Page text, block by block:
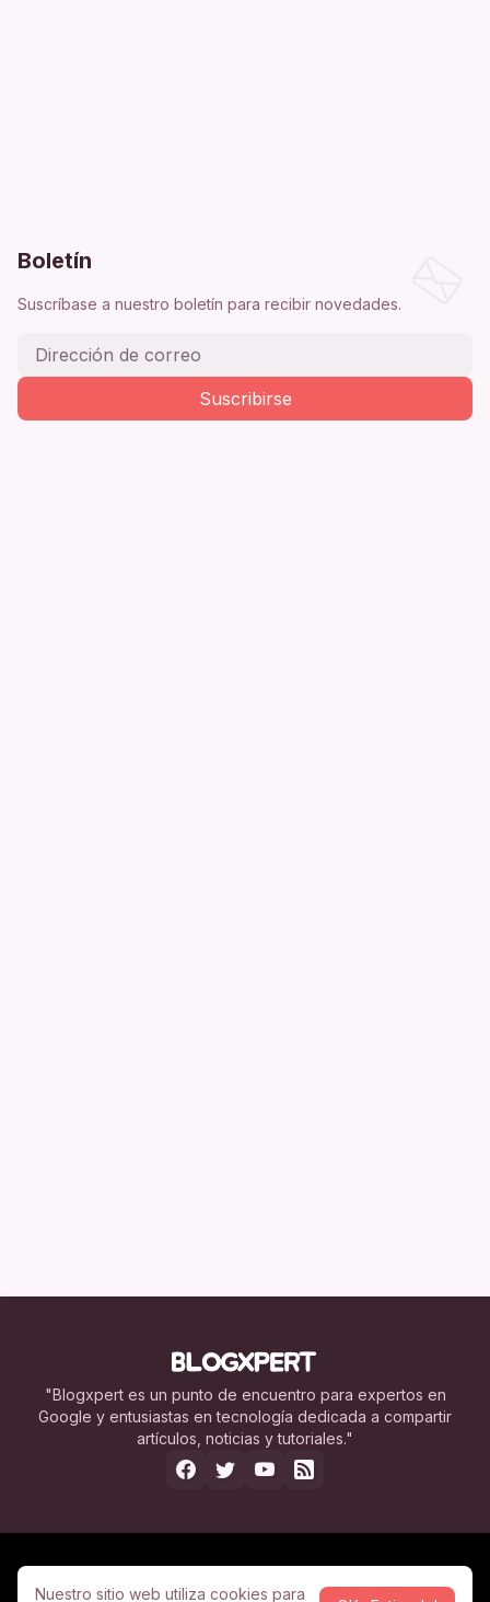
Boletín
Suscríbase a nuestro boletín para recibir novedades.
"Blogxpert es un punto de encuentro para expertos en
Google y entusiastas en tecnología dedicada a compartir
artículos, noticias y tutoriales."
Nuestro sitio web utiliza cookies para